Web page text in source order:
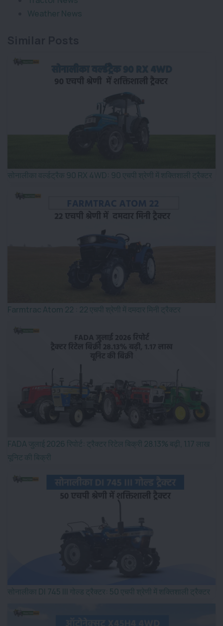
Weather News
सोनालीका वर्ल्डट्रैक 90 RX 4WD: 90 एचपी श्रेणी में शक्तिशाली ट्रैक्टर
Farmtrac Atom 22 : 22 एचपी श्रेणी में दमदार मिनी ट्रैक्टर
FADA जुलाई 2026 रिपोर्ट: ट्रैक्टर रिटेल बिक्री 28.13% बढ़ी, 1.17 लाख
यूनिट की बिक्री
सोनालीका DI 745 III गोल्ड ट्रैक्टर: 50 एचपी श्रेणी में शक्तिशाली ट्रैक्टर